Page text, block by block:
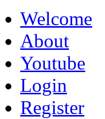
Welcome
About
Youtube
Login
Register